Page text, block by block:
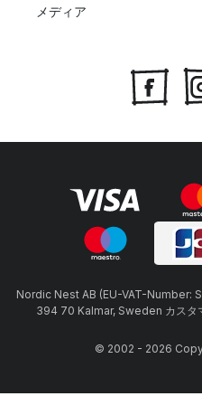
メディア
Nordic Nest AB (EU-VAT-Number:
394 70 Kalmar, Sweden カス
© 2002 - 2026